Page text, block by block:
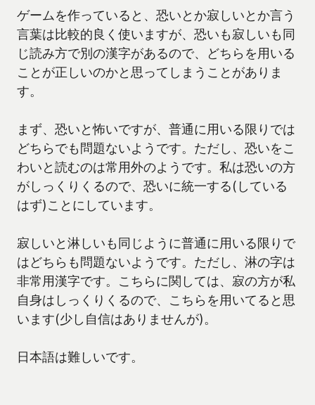
ゲームを作っていると、恐いとか寂しいとか言う
言葉は比較的良く使いますが、恐いも寂しいも同
じ読み方で別の漢字があるので、どちらを用いる
ことが正しいのかと思ってしまうことがありま
す。
まず、恐いと怖いですが、普通に用いる限りでは
どちらでも問題ないようです。ただし、恐いをこ
わいと読むのは常用外のようです。私は恐いの方
がしっくりくるので、恐いに統一する(している
はず)ことにしています。
寂しいと淋しいも同じように普通に用いる限りで
はどちらも問題ないようです。ただし、淋の字は
非常用漢字です。こちらに関しては、寂の方が私
自身はしっくりくるので、こちらを用いてると思
います(少し自信はありませんが)。
日本語は難しいです。